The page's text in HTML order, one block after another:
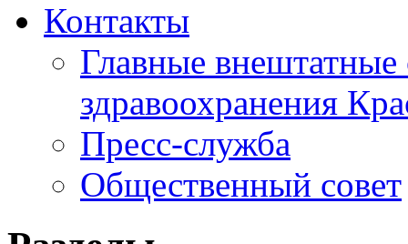
Контакты
Главные внештатные
здравоохранения
Пресс-служба
Общественный совет